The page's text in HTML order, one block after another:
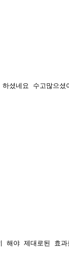
셨네요 수고많으
해야 제대로된 효